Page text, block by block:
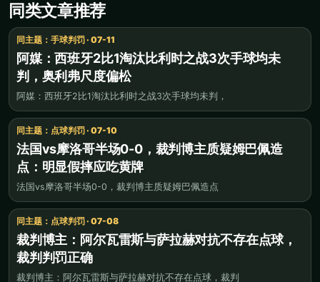
同类文章推荐
同主题：手球判罚 · 07-11
阿媒：西班牙2比1淘汰比利时之战3次手球均未
判，奥利弗尺度偏松
阿媒：西班牙2比1淘汰比利时之战3次手球均未判，
同主题：点球判罚 · 07-10
法国vs摩洛哥半场0-0，裁判博主质疑姆巴佩造
点：明显假摔应吃黄牌
法国vs摩洛哥半场0-0，裁判博主质疑姆巴佩造点
同主题：点球判罚 · 07-08
裁判博主：阿尔瓦雷斯与萨拉赫对抗不存在点球，
裁判判罚正确
裁判博主：阿尔瓦雷斯与萨拉赫对抗不存在点球，裁判